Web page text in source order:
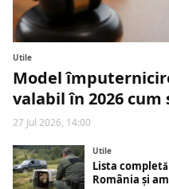
Utile
Model
valabil în 2026 cum
27 Jul 2026, 14:00
Utile
Lista
România și